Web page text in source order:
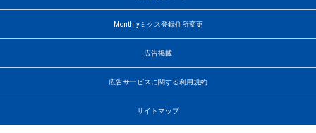
Monthlyミクス登録住所変更
広告掲載
広告サービスに関する利用規約
サイトマップ